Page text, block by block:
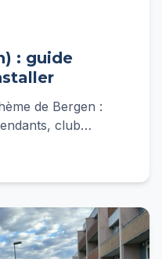
: guide
de Bergen :
club